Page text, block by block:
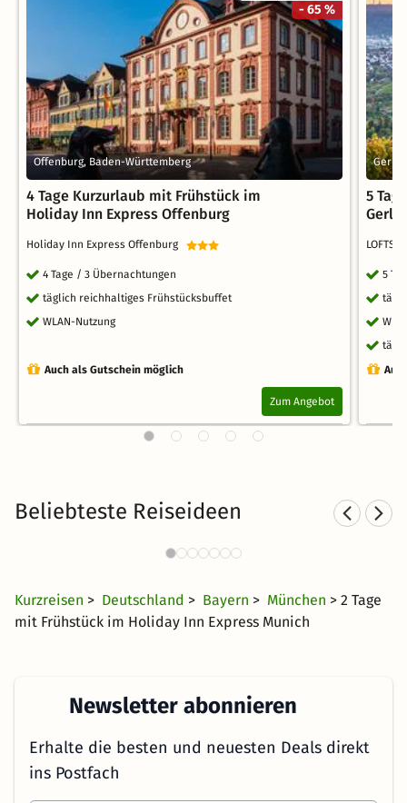
- 65 %
Offenburg, Baden-Württemberg
4 Tage Kurzurlaub mit Frühstück im
Holiday Inn Express Offenburg
Holiday Inn Express Offenburg
4 Tage / 3 Übernachtungen
täglich reichhaltiges Frühstücksbuffet
WLAN-Nutzung
Auch als Gutschein möglich
Zum Angebot
5
5
Beliebteste Reiseideen
Städtereisen nach München
376 Angebote
Kurzreisen > Deutschland > Bayern > München > 2 Tage
mit Frühstück im Holiday Inn Express Munich
Newsletter abonnieren
Erhalte die besten und neuesten Deals direkt
ins Postfach